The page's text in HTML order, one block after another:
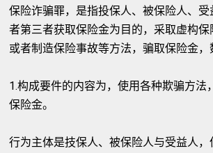
保险诈骗罪，是指投保人、被保险人、
者第三者获取保险金为目的，采取虚构
或者制造保险事故等方法，骗取保险金，
1.构成要件的内容为，使用各种欺骗方法
保险金。
行为主体是技保人、被保险人与受益人